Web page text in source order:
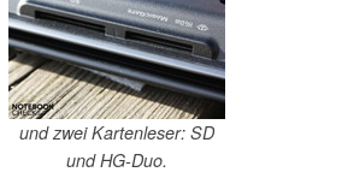
und zwei Kartenleser: SD
und HG-Duo.